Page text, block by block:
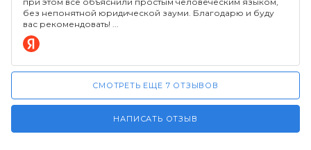
без непонятной юридической зауми. Благодарю и буду
вас рекомендовать!
СМОТРЕТЬ ЕЩЕ 7 ОТЗЫВОВ
НАПИСАТЬ ОТЗЫВ